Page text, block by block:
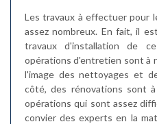
Les travaux à effectuer pour
assez nombreux. En fait, il
travaux d'installation de
opérations d'entretien sont à
l'image des nettoyages et
côté, des rénovations sont
opérations qui sont assez
convier des experts en la